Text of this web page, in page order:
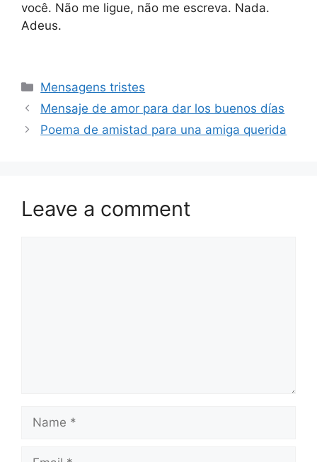
você. Não me ligue, não me escreva. Nada.
Adeus.
Categories
Mensagens tristes
Mensaje de amor para dar los buenos días
Poema de amistad para una amiga querida
Leave a comment
Name
Email